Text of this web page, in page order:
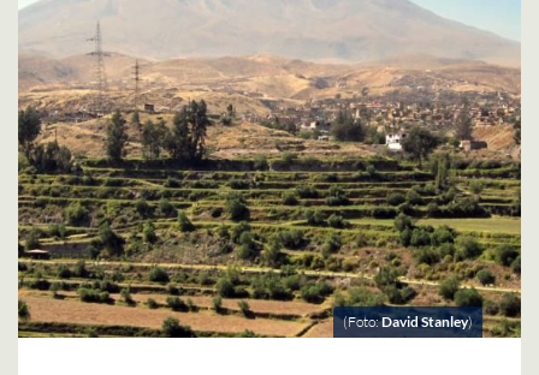
(Foto:David Stanley)